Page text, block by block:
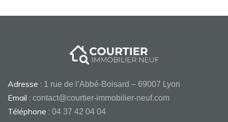
Adresse : 1 rue de l’Abbé-Boisard – 69007 Lyon
Email : contact@courtier-immobilier-neuf.com
Téléphone : 04 37 42 04 04